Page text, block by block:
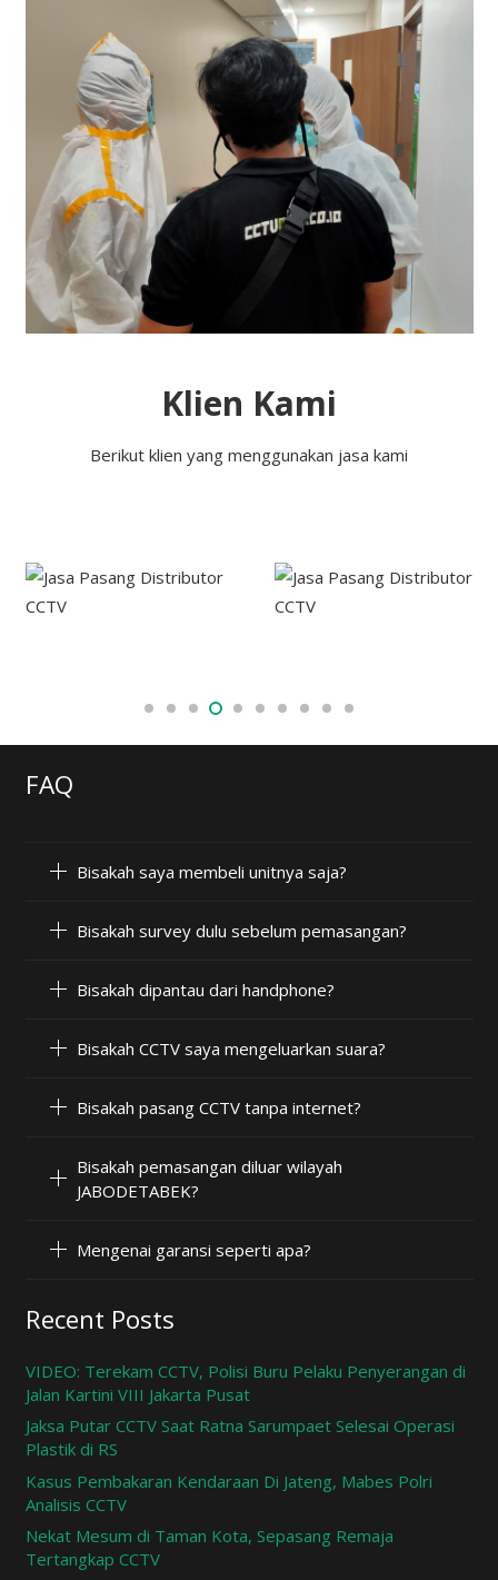
Klien Kami
Berikut klien yang menggunakan jasa kami
FAQ
Bisakah saya membeli unitnya saja?
Bisakah survey dulu sebelum pemasangan?
Bisakah dipantau dari handphone?
Bisakah CCTV saya mengeluarkan suara?
Bisakah pasang CCTV tanpa internet?
Bisakah pemasangan diluar wilayah
JABODETABEK?
Mengenai garansi seperti apa?
Recent Posts
VIDEO: Terekam CCTV, Polisi Buru Pelaku Penyerangan di
Jalan Kartini VIII Jakarta Pusat
Jaksa Putar CCTV Saat Ratna Sarumpaet Selesai Operasi
Plastik di RS
Kasus Pembakaran Kendaraan Di Jateng, Mabes Polri
Analisis CCTV
Nekat Mesum di Taman Kota, Sepasang Remaja
Tertangkap CCTV